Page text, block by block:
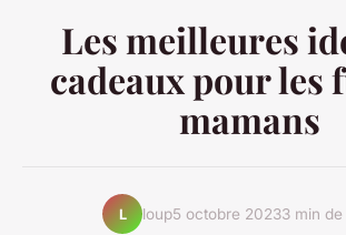
Les meilleures
cadeaux pour les
mamans
L loup5 octobre 20233 min